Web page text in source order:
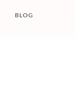
BLOG